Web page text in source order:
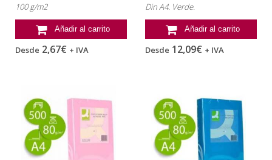
100 g/m2
Añadir al carrito
Desde 2,67€ + IVA
Din A4. Verde.
Añadir al carrito
Desde 12,09€ + IVA